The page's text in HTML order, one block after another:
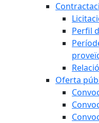
Perfil
Oferta